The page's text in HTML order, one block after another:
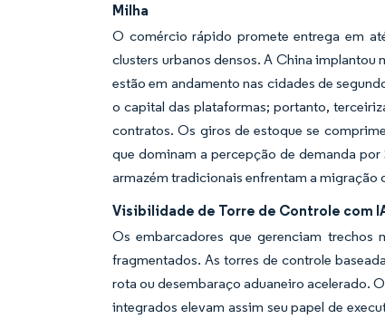
Milha
O comércio rápido promete entrega em
clusters urbanos densos. A China implantou
estão em andamento nas cidades de
o capital das plataformas; portanto,
contratos. Os giros de estoque se
que dominam a percepção de demanda
armazém tradicionais enfrentam a
Visibilidade de Torre de Controle com
Os embarcadores que gerenciam trechos
fragmentados. As torres de controle
rota ou desembaraço aduaneiro acelerado.
integrados elevam assim seu papel de